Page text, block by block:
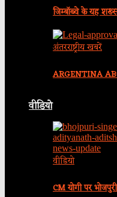
जिम्बॉब्वे के यह
अंतरराष्ट्रीय खबरें
ARGENTINA
वीडियो
वीडियो
CM योगी पर